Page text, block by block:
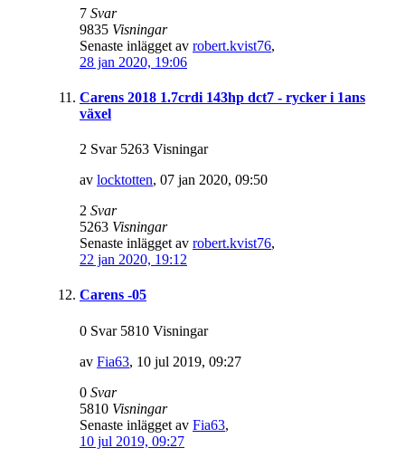
7 Svar
9835 Visningar
Senaste inlägget av robert.kvist76,
28 jan 2020, 19:06
Carens 2018 1.7crdi 143hp dct7 - rycker i 1ans
växel
2 Svar 5263 Visningar
av locktotten, 07 jan 2020, 09:50
2 Svar
5263 Visningar
Senaste inlägget av robert.kvist76,
22 jan 2020, 19:12
Carens -05
0 Svar 5810 Visningar
av Fia63, 10 jul 2019, 09:27
0 Svar
5810 Visningar
Senaste inlägget av Fia63,
10 jul 2019, 09:27